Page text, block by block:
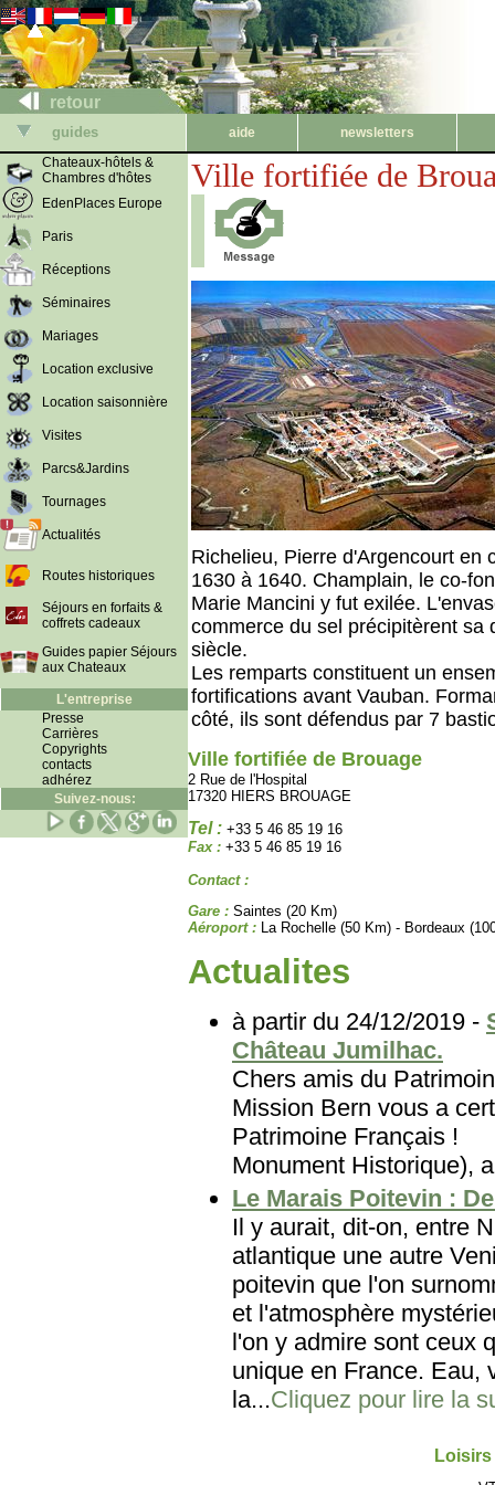
retour
guides aide
newsletters
Chateaux-hôtels &
Chambres d'hôtes
EdenPlaces Europe
Paris
Réceptions
Séminaires
Mariages
Location exclusive
Location saisonnière
Visites
Parcs&Jardins
Tournages
Actualités
Routes historiques
Séjours en forfaits &
coffrets cadeaux
Guides papier Séjours
aux Chateaux
L'entreprise
Presse
Carrières
Copyrights
contacts
adhérez
Suivez-nous:
Ville fortifiée de
Richelieu, Pierre d'Argencourt en
1630 à 1640. Champlain, le co-
Marie Mancini y fut exilée.
commerce du sel précipitèrent sa
siècle.
Les remparts constituent un
fortifications avant Vauban.
côté, ils sont défendus par 7
Ville fortifiée de Brouage
2 Rue de l'Hospital
17320 HIERS BROUAGE
Tel : +33 5 46 85 19 16
Fax : +33 5 46 85 19 16
Contact :
Gare : Saintes (20 Km)
Aéroport : La Rochelle (50 Km) - Bordeaux
Actualites
à partir du 24/12/2019 -
Château Jumilhac.
Chers amis du
Mission Bern vous a
Patrimoine
Monument Historique),
Le Marais Poitevin :
Il y aurait, dit-on, entre
atlantique une autre
poitevin que l'on
et l'atmosphère
l'on y admire sont ceux
unique en France. Eau,
la...Cliquez pour lire la